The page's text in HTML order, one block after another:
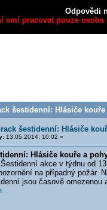
Odpovědi
smí pracovat pouze
šestidenní: Hlásiče
šestidenní: Hlásiče
13.05.2014, 10:02 »
Hlásiče kouře a
akce v týdnu od
na případný požár.
jsou časově